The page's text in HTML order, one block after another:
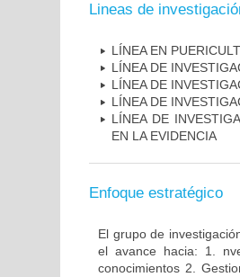
Lineas de
LÍNEA EN
LÍNEA DE
LÍNEA DE
LÍNEA DE
LÍNEA DE
EN LA EVIDENCIA
Enfoque estratégico
El grupo de
el avance hacia: 1.
conocimientos 2.